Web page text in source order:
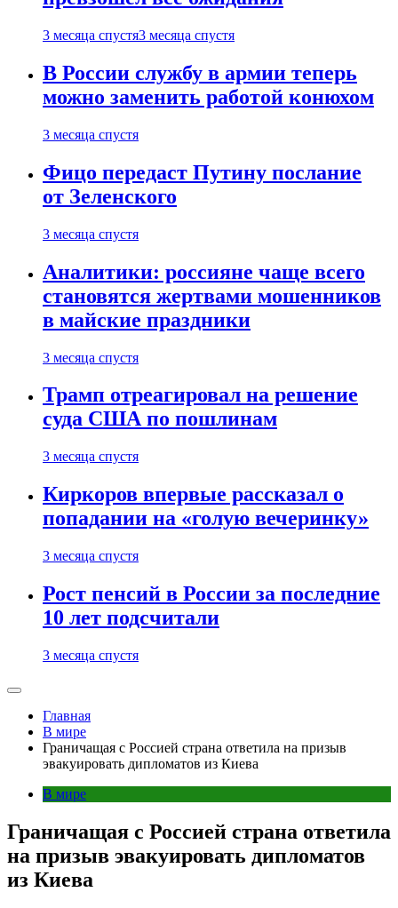
3 месяца спустя3 месяца спустя
В России службу в армии теперь
можно заменить работой конюхом
3 месяца спустя
Фицо передаст Путину послание
от Зеленского
3 месяца спустя
Аналитики: россияне чаще всего
становятся жертвами мошенников
в майские праздники
3 месяца спустя
Трамп отреагировал на решение
суда США по пошлинам
3 месяца спустя
Киркоров впервые рассказал о
попадании на «голую вечеринку»
3 месяца спустя
Рост пенсий в России за последние
10 лет подсчитали
3 месяца спустя
Главная
В мире
Граничащая с Россией страна ответила на призыв
эвакуировать дипломатов из Киева
В мире
Граничащая с Россией страна ответила
на призыв эвакуировать дипломатов
из Киева